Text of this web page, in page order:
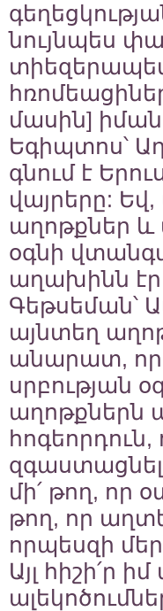
նույնպես
մասին]
Եգիպտոս՝
գնում է
վայրերը:
աղոթքներ
օգնի
աղախինն էր
Գեթսեման՝
այնտեղ
անարատ, որ
սրբության
աղոթքներն
մի՛ թող, որ
թող, որ
որպեսզի
Այլ հիշի՛ր